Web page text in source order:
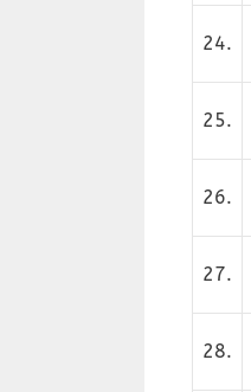
24.
25.
26.
27.
28.